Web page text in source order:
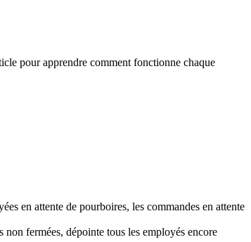
pour apprendre comment fonctionne chaque
en attente de pourboires, les commandes en attente
fermées, dépointe tous les employés encore